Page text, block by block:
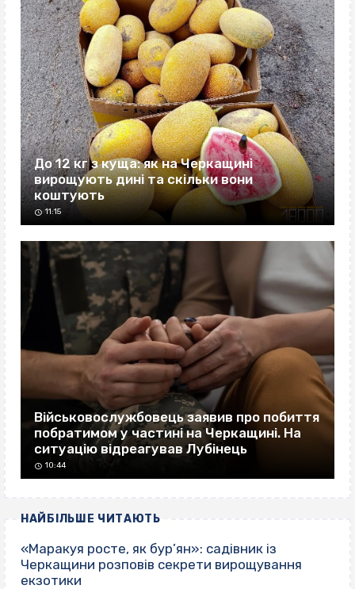
До 12 кг з куща: як на Черкащині
вирощують дині та скільки вони
коштують
11:15
Військовослужбовець заявив про побиття
побратимом у частині на Черкащині. На
ситуацію відреагував Лубінець
10:44
НАЙБІЛЬШЕ ЧИТАЮТЬ
«Маракуя росте, як бур’ян»: садівник із
Черкащини розповів секрети вирощування
екзотики